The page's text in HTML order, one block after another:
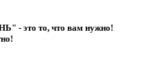
- это то, что вам нужно!